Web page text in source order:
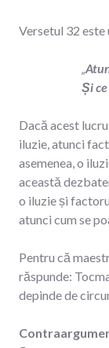
Versetul 32
„
Și
Dacă acest
iluzie, atunci
asemenea, o
această
o iluzie și
atunci cum se
Pentru că
răspunde:
depinde de